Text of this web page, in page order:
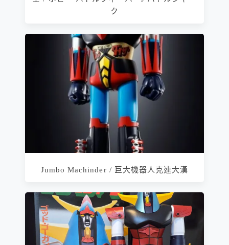
ク
Jumbo Machinder / 巨大機器人克連大漢